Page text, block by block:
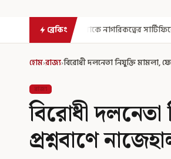
ব্রেকিং
সার্টিফিকেট দিয়ে বার্তা মুখ্যমন্ত্রীর
হোম›রাজ্য›বিরোধী দলনেতা নিযুক্তি মামলা,
রাজ্য
বিরোধী দলনেতা
প্রশ্নবাণে